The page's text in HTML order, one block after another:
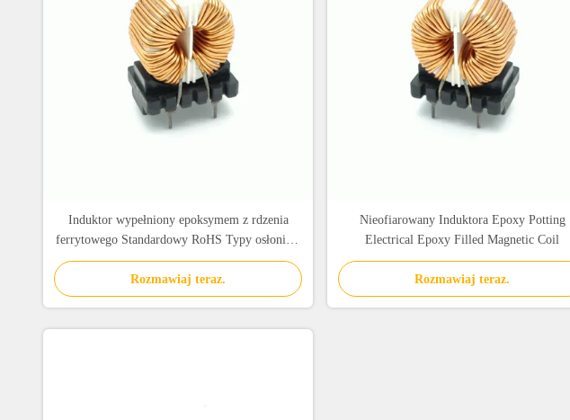
Induktor wypełniony epoksymem z rdzenia
ferrytowego Standardowy RoHS Typy osłonięte
i nieosłonięte
Rozmawiaj teraz.
Nieofiarowany Induktora Epoxy Potting
Electrical Epoxy Filled Magnetic Coil
Rozmawiaj teraz.